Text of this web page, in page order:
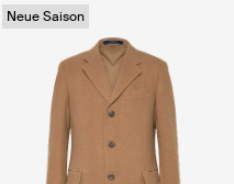
Neue Saison